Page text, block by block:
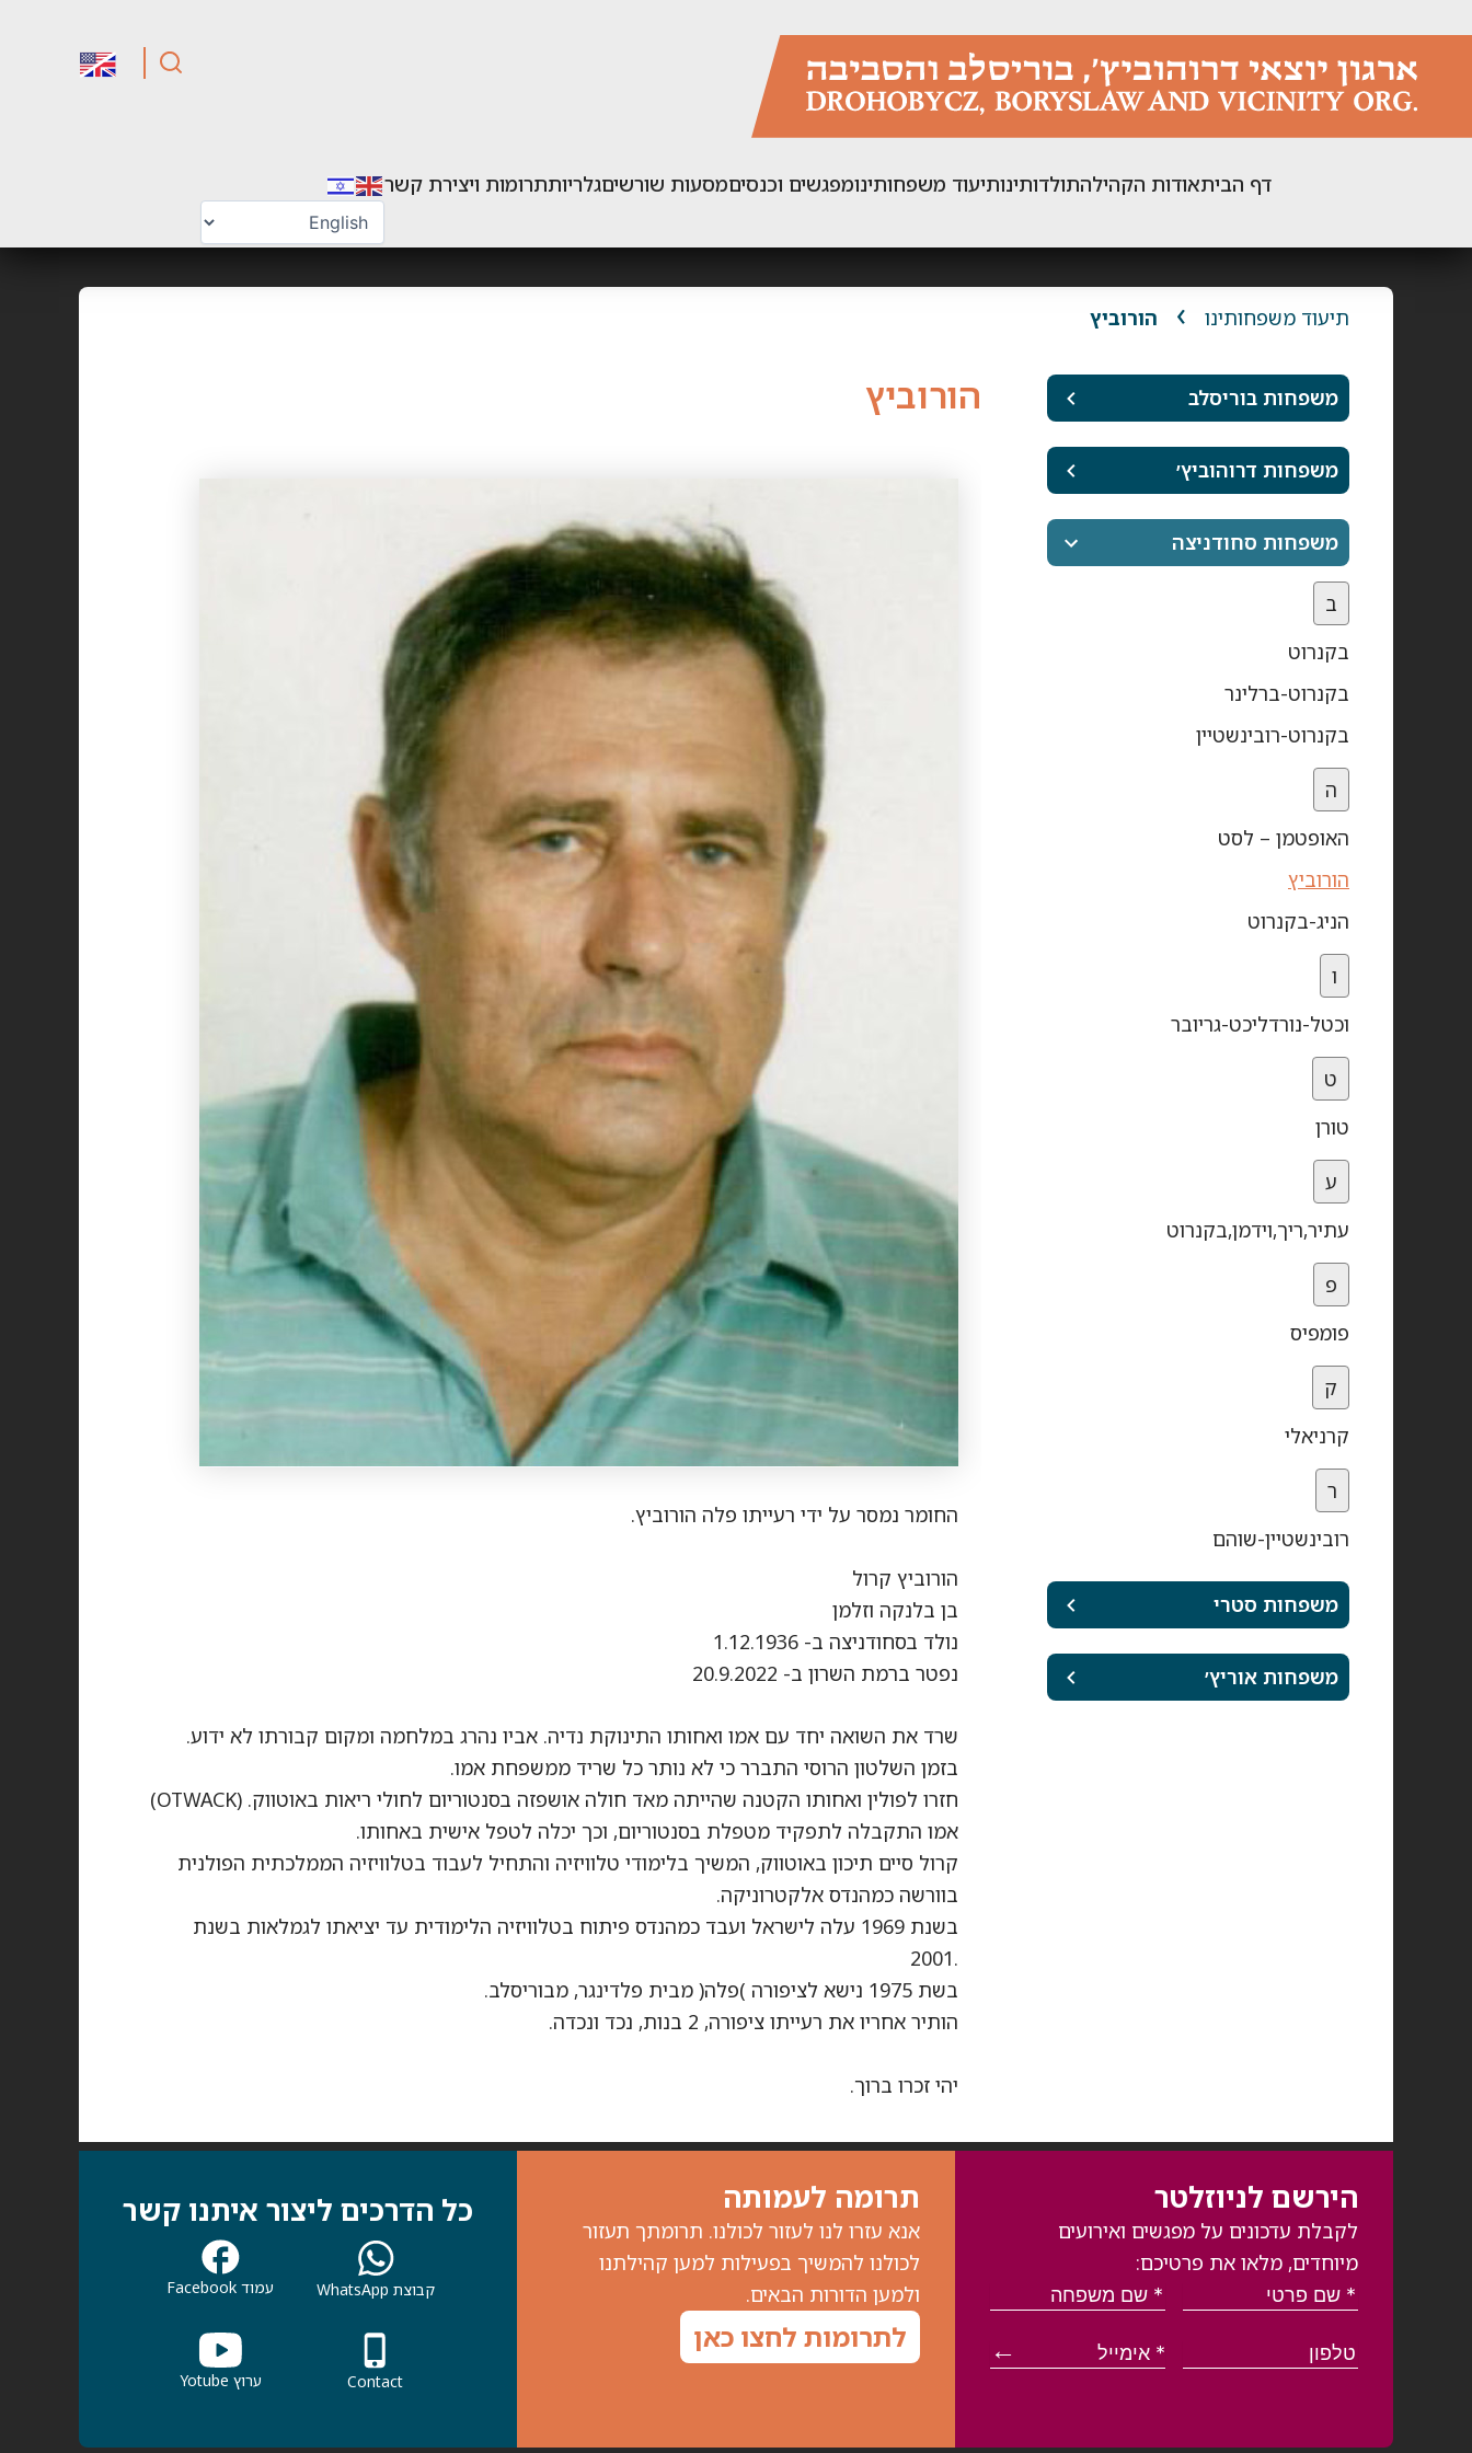
דף הביתאודות הקהילהתולדותינותיעוד משפחותינומפגשים וכנסיםמסעות שורשיםגלריותתרומות ויצירת קשר
תיעוד משפחותינו הורוביץ
משפחות בוריסלב
משפחות דרוהוביץ׳
משפחות סחודניצה
ב
בקנרוט
בקנרוט-ברלינר
בקנרוט-רובינשטיין
ה
האופטמן – לסט
הורוביץ
הניג-בקנרוט
ו
וכטל-נורדליכט-גריובר
ט
טורן
ע
עתיר,ריך,וידמן,בקנרוט
פ
פומפיס
ק
קרניאלי
ר
רובינשטיין-שוהם
משפחות סטרי
משפחות אוריץ׳
הורוביץ
החומר נמסר על ידי רעייתו פלה הורוביץ.
הורוביץ קרול
בן בלנקה וזלמן
נולד בסחודניצה ב- 1.12.1936
נפטר ברמת השרון ב- 20.9.2022
שרד את השואה יחד עם אמו ואחותו התינוקת נדיה. אביו נהרג במלחמה ומקום קבורתו לא ידוע.
בזמן השלטון הרוסי התברר כי לא נותר כל שריד ממשפחת אמו.
חזרו לפולין ואחותו הקטנה שהייתה מאד חולה אושפזה בסנטוריום לחולי ריאות באוטווק. (OTWACK)
אמו התקבלה לתפקיד מטפלת בסנטוריום, וכך יכלה לטפל אישית באחותו.
קרול סיים תיכון באוטווק, המשיך בלימודי טלוויזיה והתחיל לעבוד בטלוויזיה הממלכתית הפולנית
בוורשה כמהנדס אלקטרוניקה.
בשנת 1969 עלה לישראל ועבד כמהנדס פיתוח בטלוויזיה הלימודית עד יציאתו לגמלאות בשנת
.2001
בשת 1975 נישא לציפורה )פלה( מבית פלדינגר, מבוריסלב.
הותיר אחריו את רעייתו ציפורה, 2 בנות, נכד ונכדה.
יהי זכרו ברוך.
הירשם לניוזלטר
לקבלת עדכונים על מפגשים ואירועים
מיוחדים, מלאו את פרטיכם:
תרומה לעמותה
אנא עזרו לנו לעזור לכולנו. תרומתך תעזור
לכולנו להמשיך בפעילות למען קהילתנו
ולמען הדורות הבאים.
לתרומות לחצו כאן
כל הדרכים ליצור איתנו קשר
קבוצת WhatsApp עמוד Facebook
Contact ערוץ Yotube